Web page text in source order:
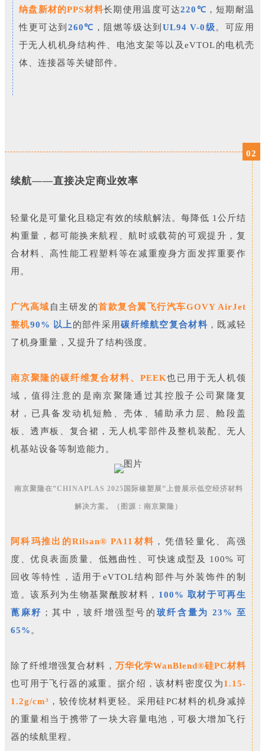
纳盘新材的PPS材料长期使用温度可达220℃ ，短期耐温
性更可达到 260℃ ，阻燃等级达到 UL94 V-0级。可应用
于无人机机身结构件、电池支架等以及eVTOL的电机壳
体、连接器等关键部件。
02
续航——直接决定商业效率
轻量化是可量化且稳定有效的续航解法。每降低 1公斤结
构重量，都可能换来航程、航时或载荷的可观提升，复
合材料、高性能工程塑料等在减重瘦身方面发挥重要作
用。
广汽高域 自主研发的首款复合翼飞行汽车GOVY AirJet
整机90% 以上的部件采用碳纤维航空复合材料 ，既减轻
了机身重量，又提升了结构强度。
南京聚隆的碳纤维复合材料、PEEK也已用于无人机领
域，值得注意的是南京聚隆通过其控股子公司聚隆复
材，已具备发动机短舱、壳体、辅助承力层、舱段盖
板、透声板、复合裙，无人机零部件及整机装配、无人
机基站设备等制造能力。
南京聚隆在”CHINAPLAS 2025国际橡塑展”上曾展示低空经济材料
解决方案。（图源：南京聚隆）
阿科玛推出的Rilsan® PA11材料 ， 凭借轻量化、高强
度、优良表面质量、低翘曲性、可快速成型及 100% 可
回收等特性
，适用于eVTOL结构部件与外装饰件的制
造。该系列为生物基聚酰胺材料， 100% 取材于可再生
蓖麻籽 ；其中，玻纤增强型号的 玻纤含量为 23% 至
65%。
除了纤维增强复合材料， 万华化学WanBlend®硅PC材料
也可用于飞行器的减重。据介绍，该材料密度仅为1.15-
1.2g/cm³ ，较传统材料更轻。采用硅PC材料的机身减掉
的重量相当于携带了一块大容量电池，可极大增加飞行
器的续航里程。